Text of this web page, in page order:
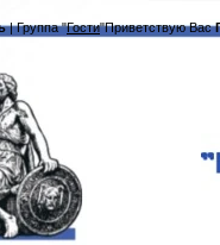
|Группа"Гости"Приветствую Вас